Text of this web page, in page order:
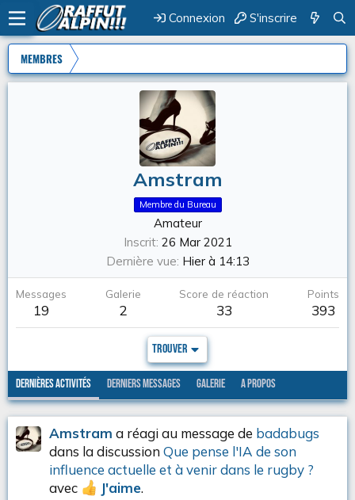
Connexion S'inscrire
MEMBRES
Amstram
Membre du Bureau
Amateur
Inscrit 26 Mar 2021
Dernière vue Hier à 14:13
Messages
19
Galerie
2
Score de réaction
33
Points
393
Trouver
Dernières activités Derniers messages Galerie A propos
Amstram a réagi au message de badabugs
dans la discussion Que pense l'IA de son
influence actuelle et à venir dans le rugby ?
avec
J'aime.